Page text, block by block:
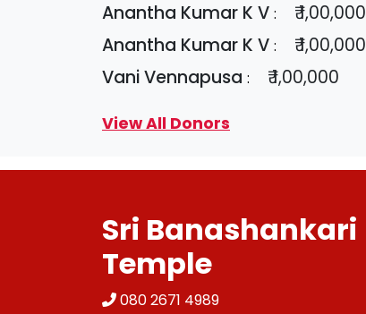
Anantha Kumar K V :
₹ 1,00,000
Anantha Kumar K V :
₹ 1,00,000
Vani Vennapusa : ₹ 1,00,000
View All Donors
Sri Banashankari
Temple
080 2671 4989